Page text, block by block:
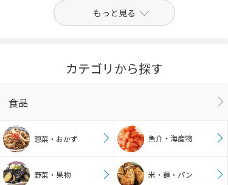
もっと見る
カテゴリから探す
食品
惣菜・おかず 魚介・海産物
野菜・果物 米・麺・パン